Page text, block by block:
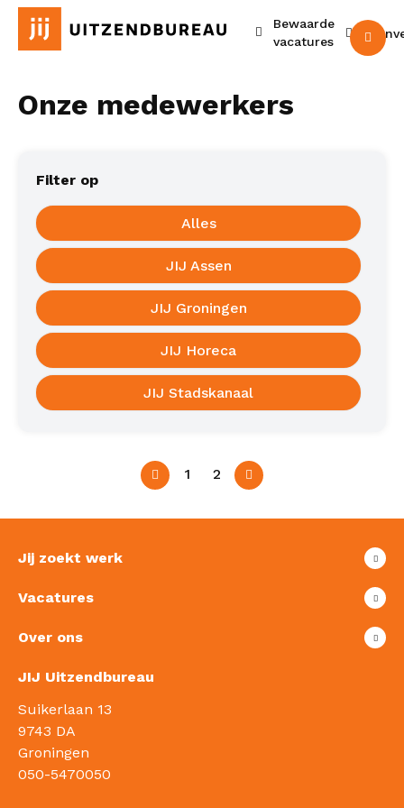
Bewaarde
vacatures
Onze medewerkers
Filter op
Alles
JIJ Assen
JIJ Groningen
JIJ Horeca
JIJ Stadskanaal
Vorige
1 2
Jij zoekt werk
Vacatures
Over ons
JIJ Uitzendbureau
Suikerlaan 13
9743 DA
Groningen
050-5470050